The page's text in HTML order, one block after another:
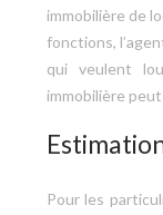
immobilière de
fonctions,
qui veulent
immobilière
Pour les